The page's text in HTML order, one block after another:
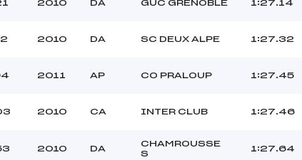
2010 DA GUC GRENOBLE 1:27.14
2010 DA SC DEUX ALPE 1:27.32
2011 AP CO PRALOUP 1:27.45
2010 CA INTER CLUB 1:27.46
2010 DA
CHAMROUSSE
S
1:27.64